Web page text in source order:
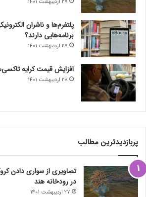
پلتفرم‌ها و ناشران
برنامه‌هایی دارند؟
27 اردیبهشت 1401
افزایش قیمت کرایه
28 اردیبهشت 1401
پربازدیدترین مطالب
تصاویری از سواری دادن
در رودخانه هند
27 اردیبهشت 1401